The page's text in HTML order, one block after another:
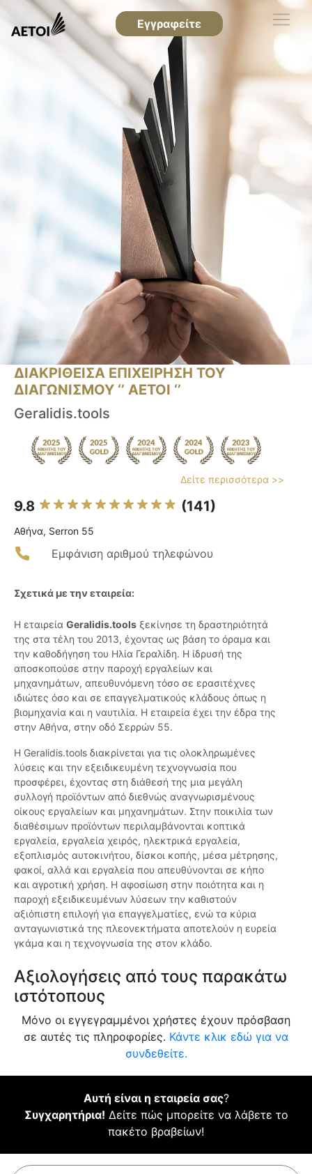
Εγγραφείτε
ΔΙΑΚΡΙΘΕΙΣΑ ΕΠΙΧΕΙΡΗΣΗ ΤΟΥ
ΔΙΑΓΩΝΙΣΜΟΥ ‘’ ΑΕΤΟΙ ‘’
Geralidis.tools
Δείτε περισσότερα >>
9.8 (141)
Αθήνα, Serron 55
Εμφάνιση αριθμού τηλεφώνου
Σχετικά με την εταιρεία:
Η εταιρεία Geralidis.tools ξεκίνησε τη δραστηριότητά
της στα τέλη του 2013, έχοντας ως βάση το όραμα και
την καθοδήγηση του Ηλία Γεραλίδη. Η ίδρυσή της
αποσκοπούσε στην παροχή εργαλείων και
μηχανημάτων, απευθυνόμενη τόσο σε ερασιτέχνες
ιδιώτες όσο και σε επαγγελματικούς κλάδους όπως η
βιομηχανία και η ναυτιλία. Η εταιρεία έχει την έδρα της
στην Αθήνα, στην οδό Σερρών 55.
Η Geralidis.tools διακρίνεται για τις ολοκληρωμένες
λύσεις και την εξειδικευμένη τεχνογνωσία που
προσφέρει, έχοντας στη διάθεσή της μια μεγάλη
συλλογή προϊόντων από διεθνώς αναγνωρισμένους
οίκους εργαλείων και μηχανημάτων. Στην ποικιλία των
διαθέσιμων προϊόντων περιλαμβάνονται κοπτικά
εργαλεία, εργαλεία χειρός, ηλεκτρικά εργαλεία,
εξοπλισμός αυτοκινήτου, δίσκοι κοπής, μέσα μέτρησης,
φακοί, αλλά και εργαλεία που απευθύνονται σε κήπο
και αγροτική χρήση. Η αφοσίωση στην ποιότητα και η
παροχή εξειδικευμένων λύσεων την καθιστούν
αξιόπιστη επιλογή για επαγγελματίες, ενώ τα κύρια
ανταγωνιστικά της πλεονεκτήματα αποτελούν η ευρεία
γκάμα και η τεχνογνωσία της στον κλάδο.
Αξιολογήσεις από τους παρακάτω
ιστότοπους
Μόνο οι εγγεγραμμένοι χρήστες έχουν πρόσβαση
σε αυτές τις πληροφορίες. Κάντε κλικ εδώ για να
συνδεθείτε.
Αυτή είναι η εταιρεία σας?
Συγχαρητήρια! Δείτε πώς μπορείτε να λάβετε το
πακέτο βραβείων!